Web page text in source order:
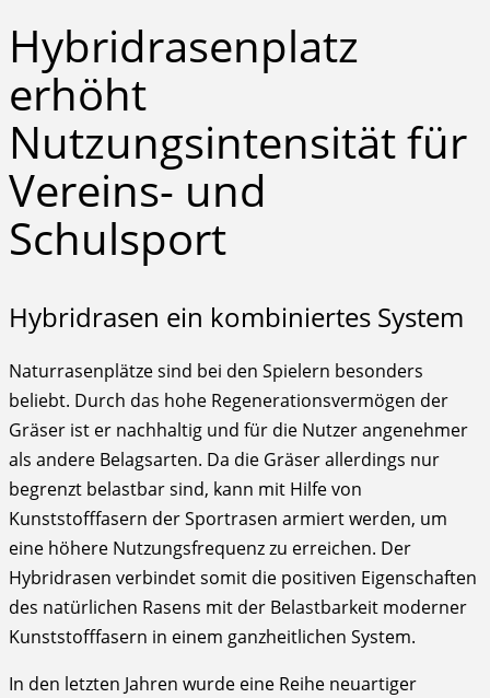
Hybridrasenplatz
erhöht
Nutzungsintensität für
Vereins- und
Schulsport
Hybridrasen ein kombiniertes System
Naturrasenplätze sind bei den Spielern besonders
beliebt. Durch das hohe Regenerationsvermögen der
Gräser ist er nachhaltig und für die Nutzer angenehmer
als andere Belagsarten. Da die Gräser allerdings nur
begrenzt belastbar sind, kann mit Hilfe von
Kunststofffasern der Sportrasen armiert werden, um
eine höhere Nutzungsfrequenz zu erreichen. Der
Hybridrasen verbindet somit die positiven Eigenschaften
des natürlichen Rasens mit der Belastbarkeit moderner
Kunststofffasern in einem ganzheitlichen System.
In den letzten Jahren wurde eine Reihe neuartiger